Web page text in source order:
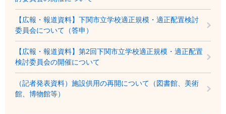
【広報・報道資料】下関市立学校適正規模・適正配置検討
委員会について（答申）
【広報・報道資料】第2回下関市立学校適正規模・適正配置
検討委員会の開催について
（記者発表資料）施設供用の再開について（図書館、美術
館、博物館等）